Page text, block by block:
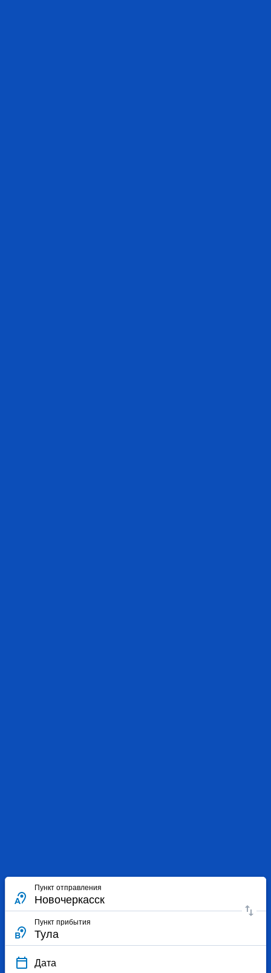
Пункт отправления
Пункт прибытия
Дата